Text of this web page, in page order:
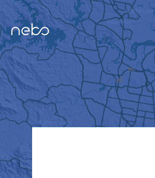
CABINET
CARTES DES VILLES
SENSOR NEBO
A PROPOS DE NOUS